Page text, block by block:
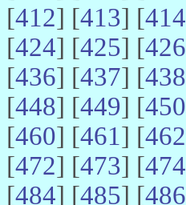
[412] [413] [414
[424] [425] [426
[436] [437] [438
[448] [449] [450
[460] [461] [462
[472] [473] [474
[484] [485] [486